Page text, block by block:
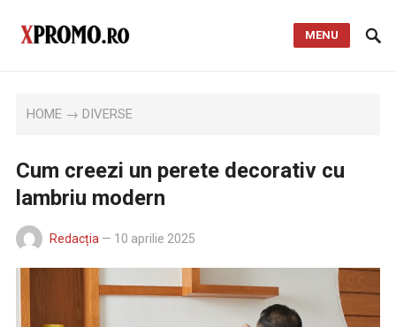
MENU
HOME →DIVERSE
Cum creezi un perete decorativ cu
lambriu modern
Redacția — 10 aprilie 2025